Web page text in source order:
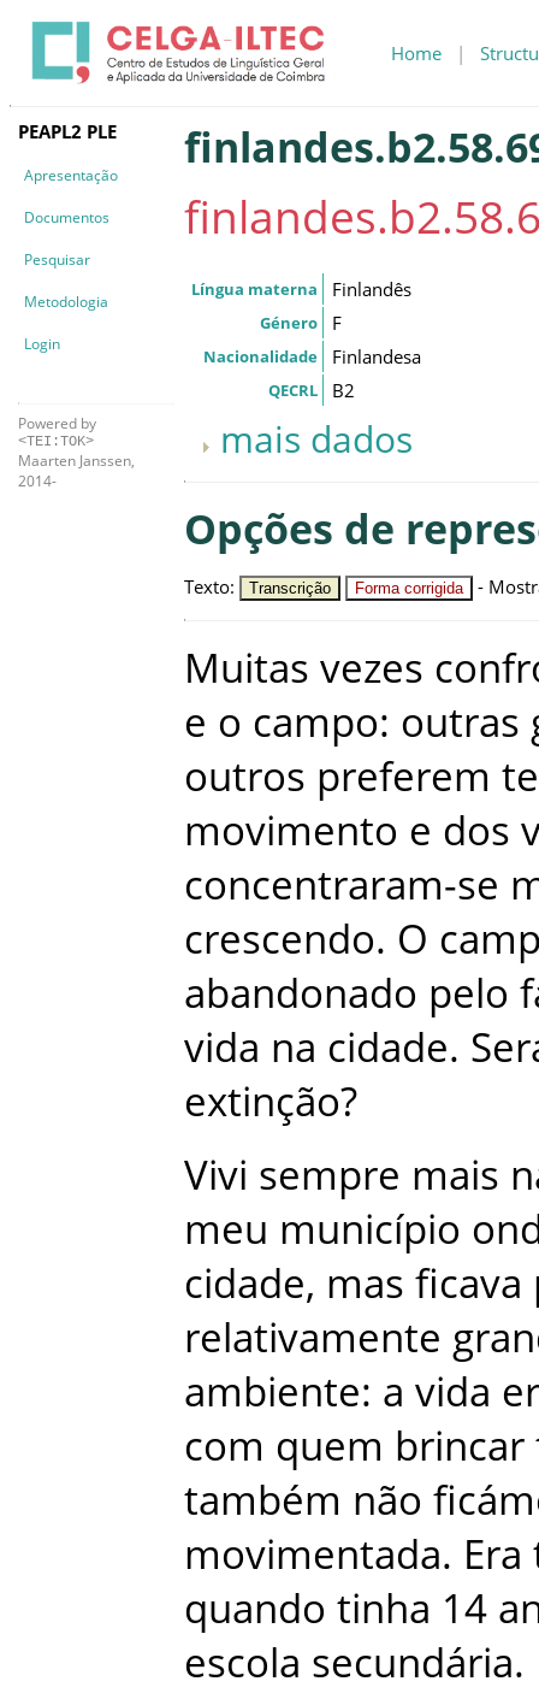
Home |
PEAPL2 PLE
Apresentação
Documentos
Pesquisar
Metodologia
Login
Powered by
<TEI:TOK>
Maarten Janssen,
2014-
Língua materna Finlandês
Género F
Nacionalidade Finlandesa
QECRL B2
mais dados
Opções de
Texto: Transcrição Forma corrigida -
Muitas vezes
e o campo: outras
outros preferem
movimento e dos
concentraram-se
crescendo. O
abandonado pelo
vida na cidade.
extinção?
Vivi sempre mais
meu município
cidade, mas ficava
relativamente
ambiente: a vida
com quem brincar
também não
movimentada. Era
quando tinha 14
escola secundária.